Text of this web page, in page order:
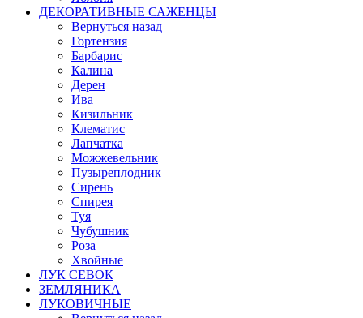
ДЕКОРАТИВНЫЕ САЖЕНЦЫ
Вернуться назад
Гортензия
Барбарис
Калина
Дерен
Ива
Кизильник
Клематис
Лапчатка
Можжевельник
Пузыреплодник
Сирень
Спирея
Туя
Чубушник
Роза
Хвойные
ЛУК СЕВОК
ЗЕМЛЯНИКА
ЛУКОВИЧНЫЕ